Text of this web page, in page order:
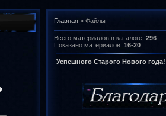
Главная » Файлы
Всего материалов в каталоге: 296
Показано материалов: 16-20
Успешного Старого Нового года!